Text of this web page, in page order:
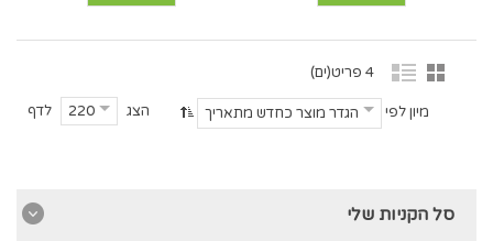
4 פריט(ים)
הצג 220 לדף מיון לפי הגדר מוצר כחדש מתאריך
סל הקניות שלי